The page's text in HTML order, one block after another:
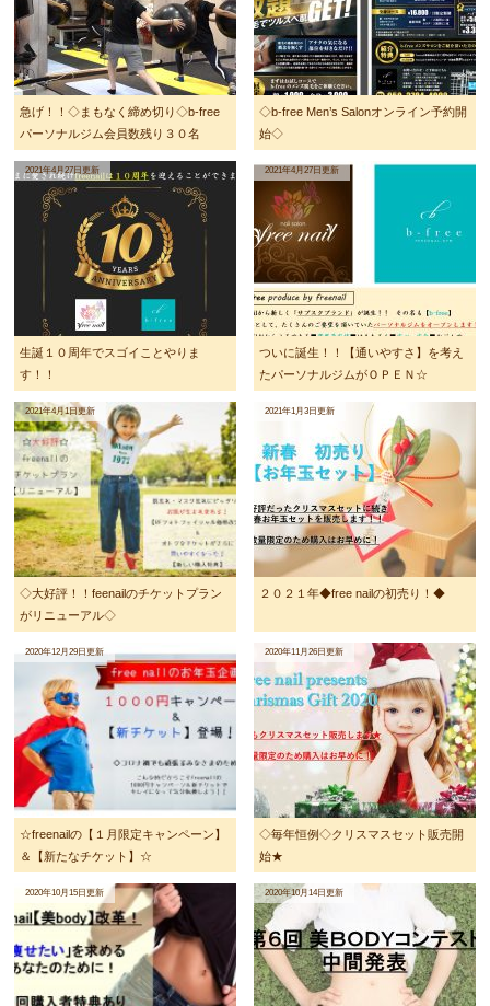
急げ！！◇まもなく締め切り◇b-free
パーソナルジム会員数残り３０名
◇b-free Men’s Salonオンライン予約開
始◇
生誕１０周年でスゴイことやりま
す！！
2021年4月27日更新
ついに誕生！！【通いやすさ】を考え
たパーソナルジムがＯＰＥＮ☆
2021年4月27日更新
◇大好評！！feenailのチケットプラン
がリニューアル◇
2021年4月1日更新
２０２１年◆free nailの初売り！◆
2021年1月3日更新
☆freenailの【１月限定キャンペーン】
＆【新たなチケット】☆
2020年12月29日更新
◇毎年恒例◇クリスマスセット販売開
始★
2020年11月26日更新
2020年10月15日更新 2020年10月14日更新